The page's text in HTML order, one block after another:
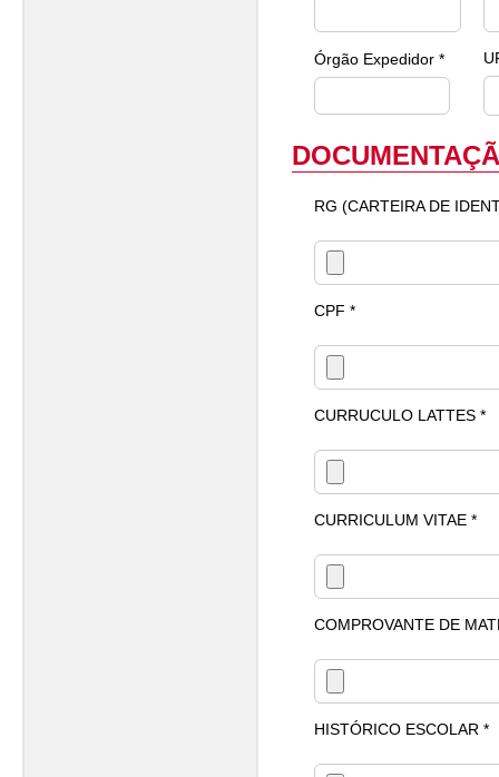
Órgão Expedidor *
RG (CARTEIRA DE
CPF *
CURRUCULO LATTES *
CURRICULUM VITAE *
COMPROVANTE DE
HISTÓRICO ESCOLAR *